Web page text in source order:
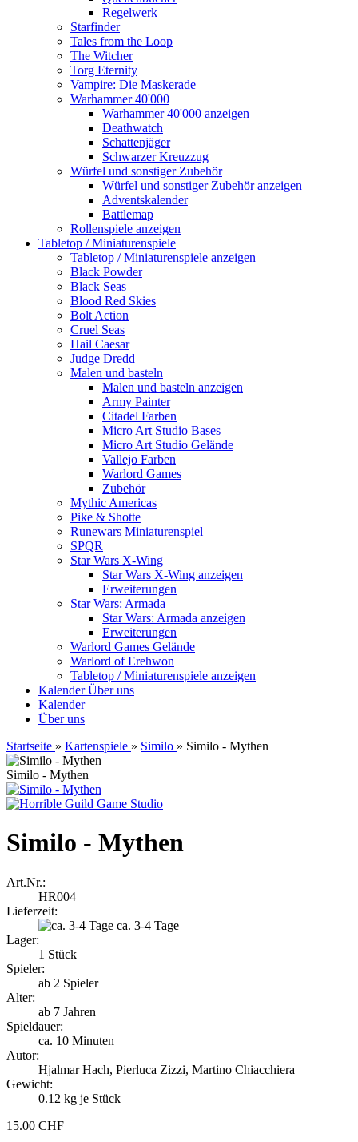
Regelwerk
Starfinder
Tales from the Loop
The Witcher
Torg Eternity
Vampire: Die Maskerade
Warhammer 40'000
Warhammer 40'000 anzeigen
Deathwatch
Schattenjäger
Schwarzer Kreuzzug
Würfel und sonstiger Zubehör
Würfel und sonstiger Zubehör anzeigen
Adventskalender
Battlemap
Rollenspiele anzeigen
Tabletop / Miniaturenspiele
Tabletop / Miniaturenspiele anzeigen
Black Powder
Black Seas
Blood Red Skies
Bolt Action
Cruel Seas
Hail Caesar
Judge Dredd
Malen und basteln
Malen und basteln anzeigen
Army Painter
Citadel Farben
Micro Art Studio Bases
Micro Art Studio Gelände
Vallejo Farben
Warlord Games
Zubehör
Mythic Americas
Pike & Shotte
Runewars Miniaturenspiel
SPQR
Star Wars X-Wing
Star Wars X-Wing anzeigen
Erweiterungen
Star Wars: Armada
Star Wars: Armada anzeigen
Erweiterungen
Warlord Games Gelände
Warlord of Erehwon
Tabletop / Miniaturenspiele anzeigen
KalenderÜber uns
Kalender
Über uns
Startseite » Kartenspiele » Similo » Similo - Mythen
Similo - Mythen
Similo - Mythen
Art.Nr.:
HR004
Lieferzeit:
ca. 3-4 Tage
Lager:
1 Stück
Spieler:
ab 2 Spieler
Alter:
ab 7 Jahren
Spieldauer:
ca. 10 Minuten
Autor:
Hjalmar Hach, Pierluca Zizzi, Martino Chiacchiera
Gewicht:
0.12 kg je Stück
15.00 CHF